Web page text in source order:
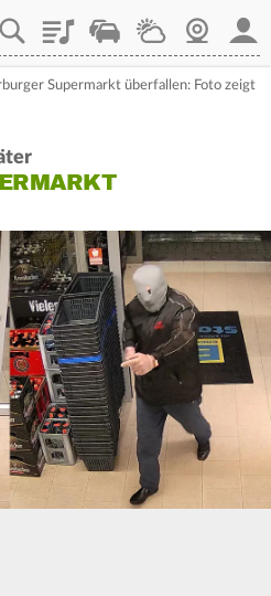
PlaylistStaupilotWetterWebcam
Supermarkt überfallen: Foto zeigt